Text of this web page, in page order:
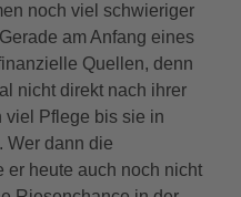
noch viel schwieriger
am Anfang eines
Quellen, denn
nicht direkt nach ihrer
viel Pflege bis sie in
Wer dann die
er heute auch noch nicht